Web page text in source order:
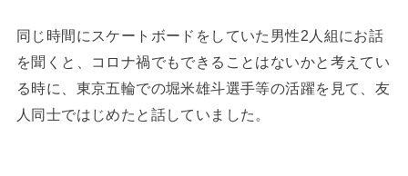
同じ時間にスケートボードをしていた男性2人組にお話
を聞くと、コロナ禍でもできることはないかと考えてい
る時に、東京五輪での堀米雄斗選手等の活躍を見て、友
人同士ではじめたと話していました。